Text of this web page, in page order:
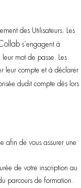
des Utilisateurs. Les
s’engagent à
mot de passe. Les
leur compte et à déclarer
dudit compte dès lors
afin de vous assurer une
de votre inscription au
parcours de formation.